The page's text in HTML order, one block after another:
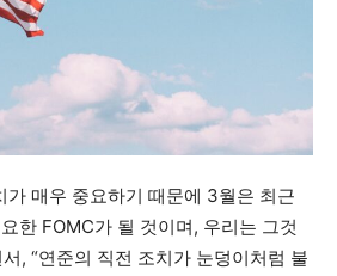
가 매우 중요하기 때문에 3월은 최근
한 FOMC가 될 것이며, 우리는 그것
, “연준의 직전 조치가 눈덩이처럼 불